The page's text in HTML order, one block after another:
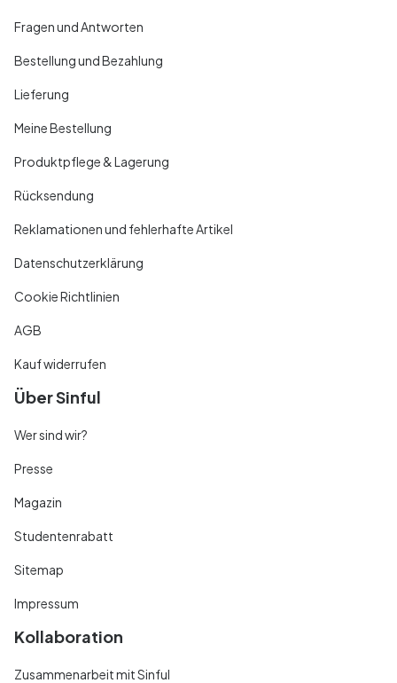
Fragen und Antworten
Bestellung und Bezahlung
Lieferung
Meine Bestellung
Produktpflege & Lagerung
Rücksendung
Reklamationen und fehlerhafte Artikel
Datenschutzerklärung
Cookie Richtlinien
AGB
Kauf widerrufen
Über Sinful
Wer sind wir?
Presse
Magazin
Studentenrabatt
Sitemap
Impressum
Kollaboration
Zusammenarbeit mit Sinful